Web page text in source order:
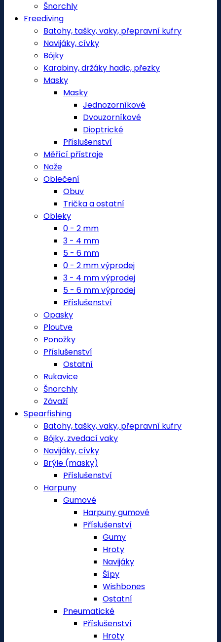
Šnorchly
Freediving
Batohy, tašky, vaky, přepravní kufry
Navijáky, cívky
Bójky
Karabiny, držáky hadic, přezky
Masky
Masky
Jednozorníkové
Dvouzorníkové
Dioptrické
Příslušenství
Měřící přístroje
Nože
Oblečení
Obuv
Trička a ostatní
Obleky
0 - 2 mm
3 - 4 mm
5 - 6 mm
0 - 2 mm výprodej
3 - 4 mm výprodej
5 - 6 mm výprodej
Příslušenství
Opasky
Ploutve
Ponožky
Příslušenství
Ostatní
Rukavice
Šnorchly
Závaží
Spearfishing
Batohy, tašky, vaky, přepravní kufry
Bójky, zvedací vaky
Navijáky, cívky
Brýle (masky)
Příslušenství
Harpuny
Gumové
Harpuny gumové
Příslušenství
Gumy
Hroty
Navijáky
Šípy
Wishbones
Ostatní
Pneumatické
Příslušenství
Hroty